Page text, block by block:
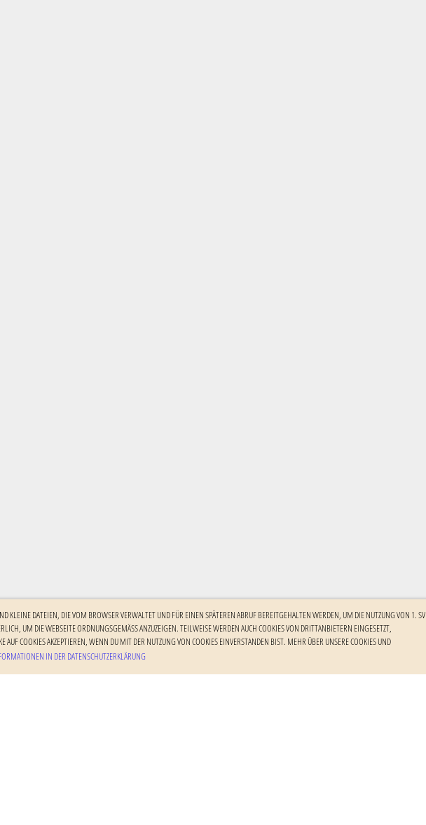
KLEINE DATEIEN, DIE VOM BROWSER VERWALTET UND FÜR EINEN SPÄTEREN ABRUF BEREITGEHALTEN WERDEN, UM DIE NUTZUNG VON 1. SV
UM DIE WEBSEITE ORDNUNGSGEMÄSS ANZUZEIGEN. TEILWEISE WERDEN AUCH COOKIES VON DRITTANBIETERN EINGESETZT, I
COOKIES AKZEPTIEREN, WENN DU MIT DER NUTZUNG VON COOKIES EINVERSTANDEN BIST. MEHR ÜBER UNSERE COOKIES UND W
IN DER DATENSCHUTZERKLÄRUNG